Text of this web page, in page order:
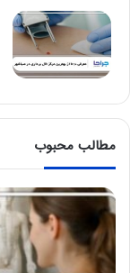
مطالب محبوب